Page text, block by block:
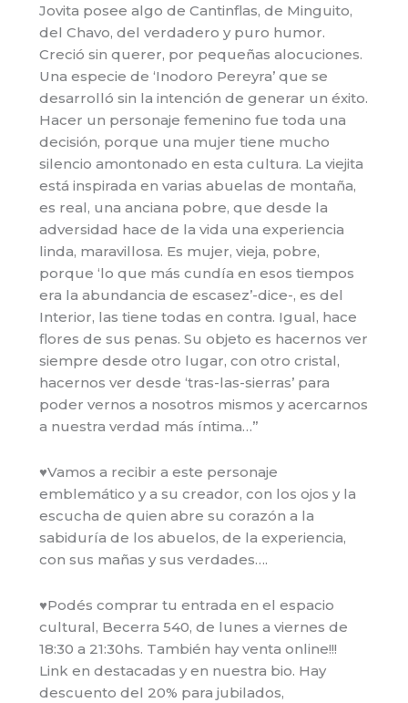
Jovita posee algo de Cantinflas, de Minguito,
del Chavo, del verdadero y puro humor.
Creció sin querer, por pequeñas alocuciones.
Una especie de ‘Inodoro Pereyra’ que se
desarrolló sin la intención de generar un éxito.
Hacer un personaje femenino fue toda una
decisión, porque una mujer tiene mucho
silencio amontonado en esta cultura. La viejita
está inspirada en varias abuelas de montaña,
es real, una anciana pobre, que desde la
adversidad hace de la vida una experiencia
linda, maravillosa. Es mujer, vieja, pobre,
porque ‘lo que más cundía en esos tiempos
era la abundancia de escasez’-dice-, es del
Interior, las tiene todas en contra. Igual, hace
flores de sus penas. Su objeto es hacernos ver
siempre desde otro lugar, con otro cristal,
hacernos ver desde ‘tras-las-sierras’ para
poder vernos a nosotros mismos y acercarnos
a nuestra verdad más íntima…”
♥Vamos a recibir a este personaje
emblemático y a su creador, con los ojos y la
escucha de quien abre su corazón a la
sabiduría de los abuelos, de la experiencia,
con sus mañas y sus verdades….
♥Podés comprar tu entrada en el espacio
cultural, Becerra 540, de lunes a viernes de
18:30 a 21:30hs. También hay venta online!!!
Link en destacadas y en nuestra bio. Hay
descuento del 20% para jubilados,